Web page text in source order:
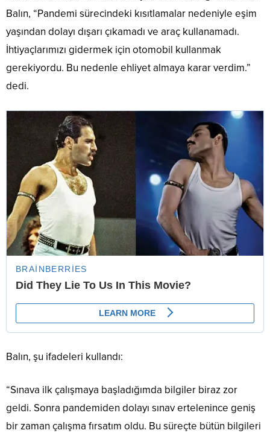
Balın, “Pandemi sürecindeki kısıtlamalar nedeniyle eşim
yaşından dolayı dışarı çıkamadı ve araç kullanamadı.
İhtiyaçlarımızı gidermek için otomobil kullanmak
gerekiyordu. Bu nedenle ehliyet almaya karar verdim.”
dedi.
Balın, şu ifadeleri kullandı:
“Sınava ilk çalışmaya başladığımda bilgiler biraz zor
geldi. Sonra pandemiden dolayı sınav ertelenince geniş
bir zaman çalışma fırsatım oldu. Bu süreçte bütün bilgileri